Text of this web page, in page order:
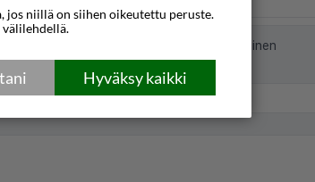
vuodelta, toimittanut Norjan meteorologinen
NRK
jos niillä on siihen oikeutettu peruste.
välilehdellä.
Hyväksy kaikki